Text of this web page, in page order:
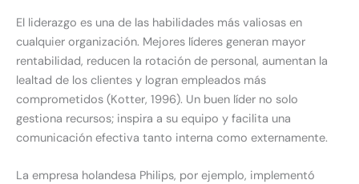
El liderazgo es una de las habilidades más valiosas en
cualquier organización. Mejores líderes generan mayor
rentabilidad, reducen la rotación de personal, aumentan la
lealtad de los clientes y logran empleados más
comprometidos (Kotter, 1996). Un buen líder no solo
gestiona recursos; inspira a su equipo y facilita una
comunicación efectiva tanto interna como externamente.
La empresa holandesa Philips, por ejemplo, implementó